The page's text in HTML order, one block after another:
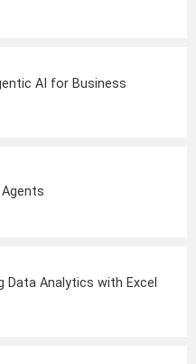
AI for Business
Data Analytics with Excel